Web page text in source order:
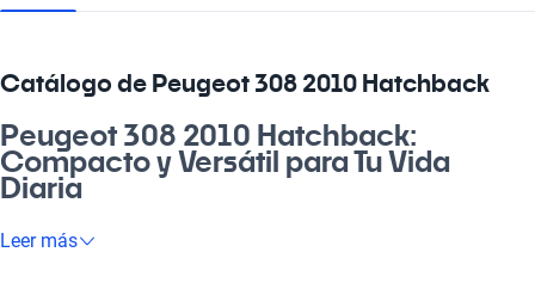
Catálogo de Peugeot 308 2010 Hatchback
Peugeot 308 2010 Hatchback:
Compacto y Versátil para Tu Vida
Diaria
¿Buscás un auto que se adapte a tu ritmo de vida? El Peugeot
Leer más